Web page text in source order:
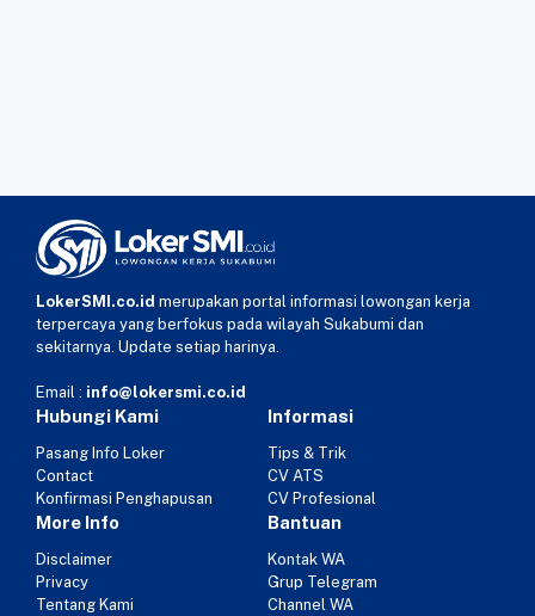
LokerSMI.co.id merupakan portal informasi lowongan kerja
terpercaya yang berfokus pada wilayah Sukabumi dan
sekitarnya. Update setiap harinya.
Email : info@lokersmi.co.id
Hubungi Kami
Pasang Info Loker
Contact
Konfirmasi Penghapusan
Informasi
Tips & Trik
CV ATS
CV Profesional
More Info
Disclaimer
Privacy
Tentang Kami
Bantuan
Kontak WA
Grup Telegram
Channel WA